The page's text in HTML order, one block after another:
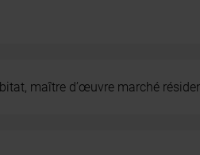
maître d’œuvre marché